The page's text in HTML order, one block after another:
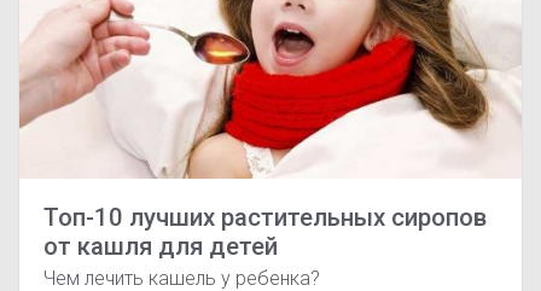
Топ-10 лучших растительных сиропов
от кашля для детей
Чем лечить кашель у ребенка?